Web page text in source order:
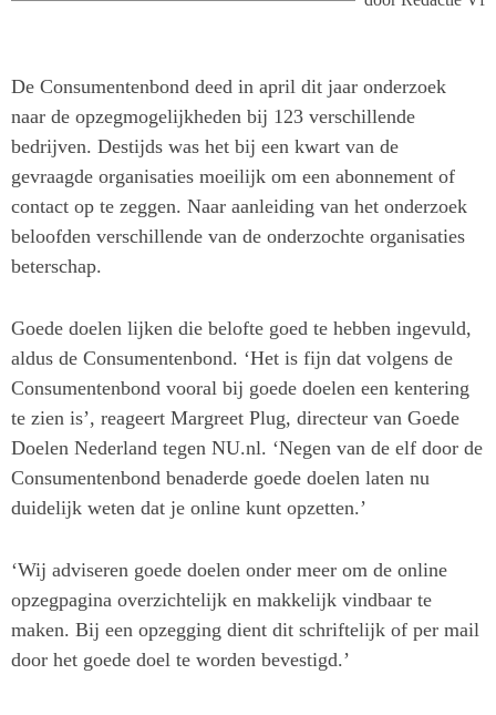
De Consumentenbond deed in april dit jaar onderzoek
naar de opzegmogelijkheden bij 123 verschillende
bedrijven. Destijds was het bij een kwart van de
gevraagde organisaties moeilijk om een abonnement of
contact op te zeggen. Naar aanleiding van het onderzoek
beloofden verschillende van de onderzochte organisaties
beterschap.
Goede doelen lijken die belofte goed te hebben ingevuld,
aldus de Consumentenbond. ‘Het is fijn dat volgens de
Consumentenbond vooral bij goede doelen een kentering
te zien is’, reageert Margreet Plug, directeur van Goede
Doelen Nederland tegen NU.nl. ‘Negen van de elf door de
Consumentenbond benaderde goede doelen laten nu
duidelijk weten dat je online kunt opzetten.’
‘Wij adviseren goede doelen onder meer om de online
opzegpagina overzichtelijk en makkelijk vindbaar te
maken. Bij een opzegging dient dit schriftelijk of per mail
door het goede doel te worden bevestigd.’